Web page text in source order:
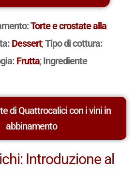
Torte e crostate alla
Dessert;Tipo di cottura:
Frutta;Ingrediente
di Quattrocalici con i vini in
abbinamento
Introduzione al